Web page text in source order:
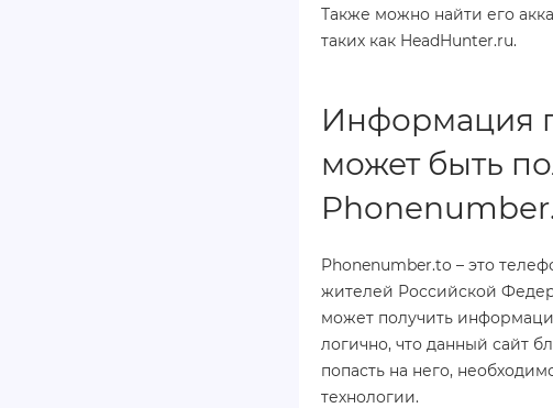
Также можно найти его
таких как HeadHunter.ru.
Информация
может быть
Phonenumber.to – это
жителей Российской
может получить
логично, что данный сайт
попасть на него,
технологии.